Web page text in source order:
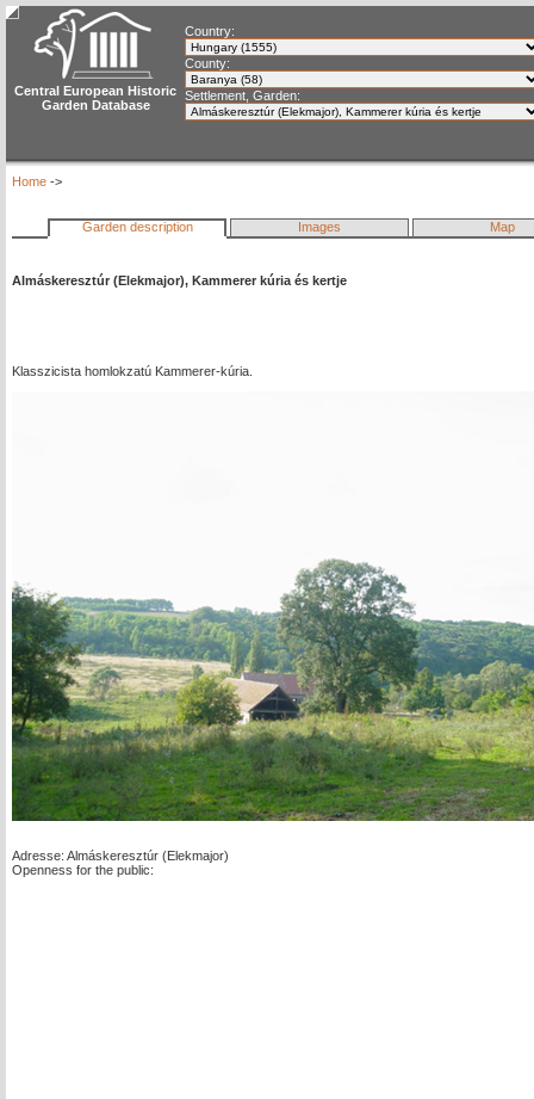
Central European Historic
Garden Database
Country:
County:
Settlement, Garden:
Home ->
Garden description Images Map
Almáskeresztúr (Elekmajor), Kammerer kúria és kertje
Klasszicista homlokzatú Kammerer-kúria.
Adresse: Almáskeresztúr (Elekmajor)
Openness for the public: